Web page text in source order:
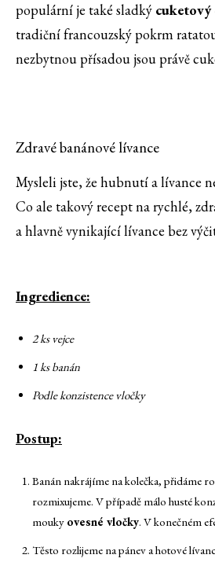
populární je také sladký cuketový
tradiční francouzský pokrm
nezbytnou přísadou jsou právě
Zdravé banánové lívance
Mysleli jste, že hubnutí a lívance
Co ale takový recept na rychlé,
a hlavně vynikající lívance bez
Ingredience:
2 ks vejce
1 ks banán
Podle konzistence vločky
Postup:
Banán nakrájíme na kolečka, přidáme
rozmixujeme. V případě málo husté
mouky ovesné vločky. V konečném
Těsto rozlijeme na pánev a hotové